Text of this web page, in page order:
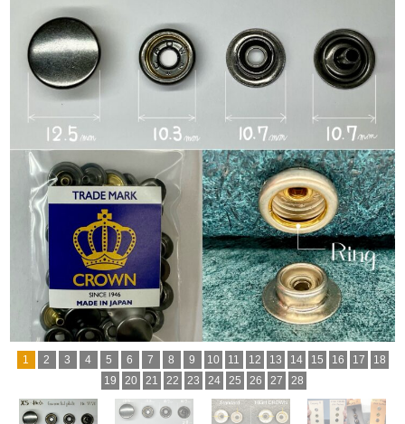
1 2 3 4 5 6 7 8 9 10 11 12 13 14 15 16 17
18
19
20 21 22 23 24 25 26 27 28